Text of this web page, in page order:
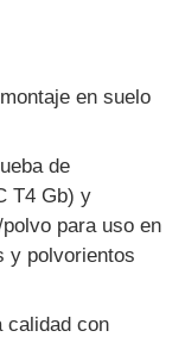
en suelo
de
T4 Gb) y
para uso en
y polvorientos
calidad con